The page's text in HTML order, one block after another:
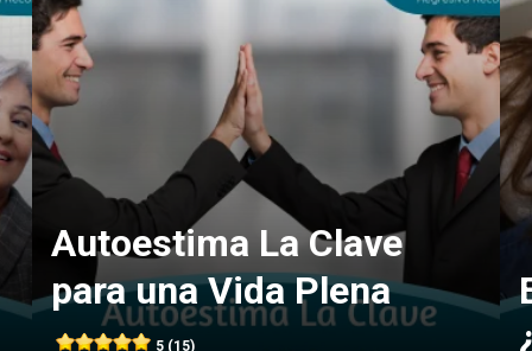
Autoestima La Clave
para una Vida Plena
5 (15)